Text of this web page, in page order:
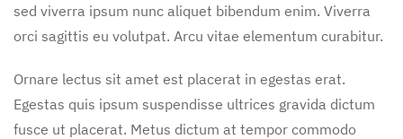
sed viverra ipsum nunc aliquet bibendum enim. Viverra
orci sagittis eu volutpat. Arcu vitae elementum curabitur.
Ornare lectus sit amet est placerat in egestas erat.
Egestas quis ipsum suspendisse ultrices gravida dictum
fusce ut placerat. Metus dictum at tempor commodo